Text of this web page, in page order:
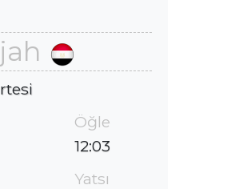
Öğle
12:03
Yatsı